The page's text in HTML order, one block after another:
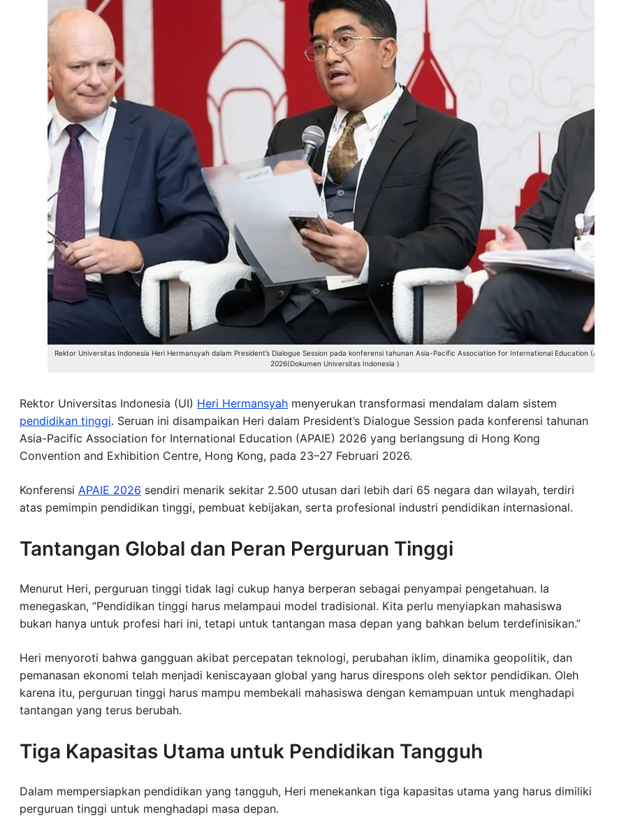
Rektor Universitas Indonesia Heri Hermansyah dalam President’s Dialogue Session pada konferensi tahunan Asia-Pacific Association for International Education (APAIE)
2026(Dokumen Universitas Indonesia )
Rektor Universitas Indonesia (UI) Heri Hermansyah menyerukan transformasi mendalam dalam sistem
pendidikan tinggi. Seruan ini disampaikan Heri dalam President’s Dialogue Session pada konferensi tahunan
Asia-Pacific Association for International Education (APAIE) 2026 yang berlangsung di Hong Kong
Convention and Exhibition Centre, Hong Kong, pada 23–27 Februari 2026.
Konferensi APAIE 2026 sendiri menarik sekitar 2.500 utusan dari lebih dari 65 negara dan wilayah, terdiri
atas pemimpin pendidikan tinggi, pembuat kebijakan, serta profesional industri pendidikan internasional.
Tantangan Global dan Peran Perguruan Tinggi
Menurut Heri, perguruan tinggi tidak lagi cukup hanya berperan sebagai penyampai pengetahuan. Ia
menegaskan, “Pendidikan tinggi harus melampaui model tradisional. Kita perlu menyiapkan mahasiswa
bukan hanya untuk profesi hari ini, tetapi untuk tantangan masa depan yang bahkan belum terdefinisikan.”
Heri menyoroti bahwa gangguan akibat percepatan teknologi, perubahan iklim, dinamika geopolitik, dan
pemanasan ekonomi telah menjadi keniscayaan global yang harus direspons oleh sektor pendidikan. Oleh
karena itu, perguruan tinggi harus mampu membekali mahasiswa dengan kemampuan untuk menghadapi
tantangan yang terus berubah.
Tiga Kapasitas Utama untuk Pendidikan Tangguh
Dalam mempersiapkan pendidikan yang tangguh, Heri menekankan tiga kapasitas utama yang harus dimiliki
perguruan tinggi untuk menghadapi masa depan.